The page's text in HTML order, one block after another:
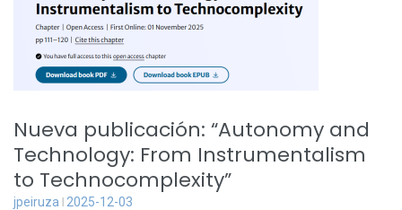
Nueva publicación: “Autonomy and
Technology: From Instrumentalism
to Technocomplexity”
jpeiruza 2025-12-03